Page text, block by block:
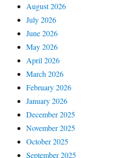
August 2026
July 2026
June 2026
May 2026
April 2026
March 2026
February 2026
January 2026
December 2025
November 2025
October 2025
September 2025